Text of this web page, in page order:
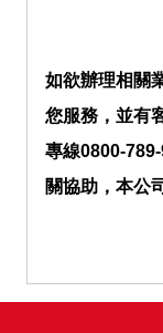
如欲辦理相關
您服務，並有
專線0800-
關協助，本公